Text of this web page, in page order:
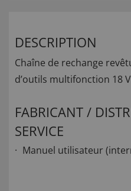
DESCRIPTION
Chaîne de rechange
d’outils multifonction 18
FABRICANT /
SERVICE
Manuel utilisateur